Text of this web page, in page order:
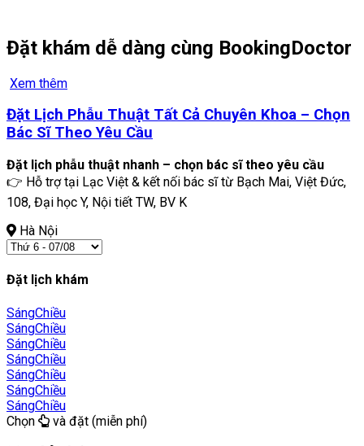
Đặt khám dễ dàng cùng BookingDoctor
Xem thêm
Đặt Lịch Phẫu Thuật Tất Cả Chuyên Khoa – Chọn
Bác Sĩ Theo Yêu Cầu
Đặt lịch phẫu thuật nhanh – chọn bác sĩ theo yêu cầu
👉 Hỗ trợ tại Lạc Việt & kết nối bác sĩ từ Bạch Mai, Việt Đức,
108, Đại học Y, Nội tiết TW, BV K
Hà Nội
Đặt lịch khám
SángChiều
SángChiều
SángChiều
SángChiều
SángChiều
SángChiều
SángChiều
Chọn
và đặt (miễn phí)